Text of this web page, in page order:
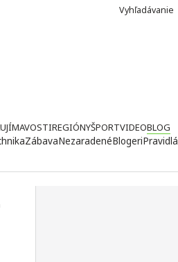
Vyhľadávanie
REGIÓNYŠPORTVIDEOBLOG
ZábavaNezaradenéBlogeriPravidlá